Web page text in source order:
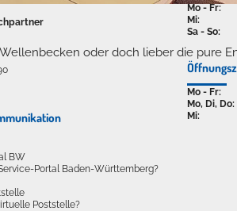
oder doch lieber die pure
BW
Portal Baden-Württemberg?
Poststelle?
Mo - Fr:
Mi:
Sa - So:
Mo - Fr:
Mo, Di, Do:
Mi: